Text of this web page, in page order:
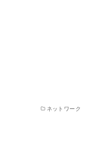
ネットワーク